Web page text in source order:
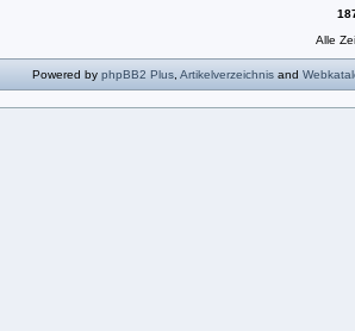
Alle
Powered by phpBB2 Plus Artikelverzeichnis and